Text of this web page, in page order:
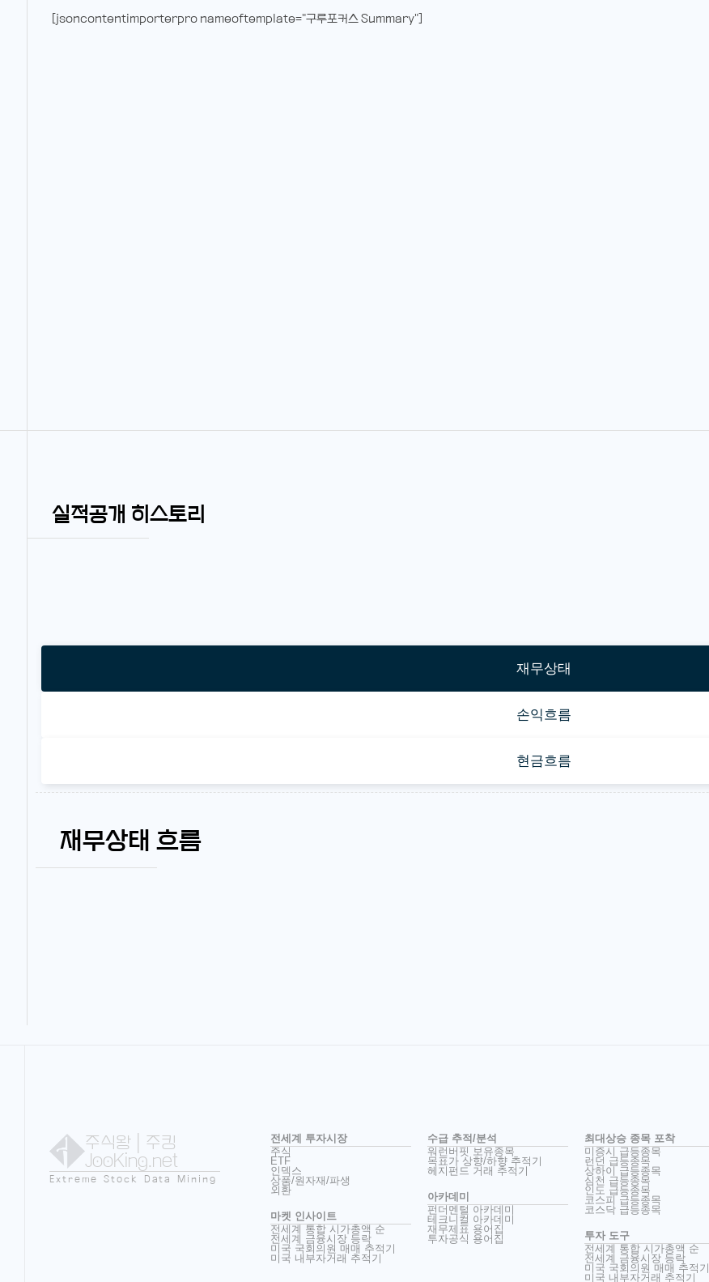
[jsoncontentimporterpro nameoftemplate="구루포커스 Summary"]
실적공개 히스토리
재무상태
손익흐름
현금흐름
재무상태 흐름
주식왕 | 주킹
JooKing.net
Extreme Stock Data Mining
전세계 투자시장
주식
ETF
인덱스
상품/원자재/파생
외환
마켓 인사이트
전세계 통합 시가총액 순
전세계 금융시장 등락
미국 국회의원 매매 추적기
미국 내부자거래 추적기
수급 추적/분석
워런버핏 보유종목
목표가 상향/하향 추적기
헤지펀드 거래 추적기
아카데미
펀더멘털 아카데미
테크니컬 아카데미
재무제표 용어집
투자공식 용어집
최대상승 종목 포착
미증시 급등종목
런던 급등종목
상하이 급등종목
심천 급등종목
인도 급등종목
코스피 급등종목
코스닥 급등종목
투자 도구
전세계 통합 시가총액 순
전세계 금융시장 등락
미국 국회의원 매매 추적기
미국 내부자거래 추적기